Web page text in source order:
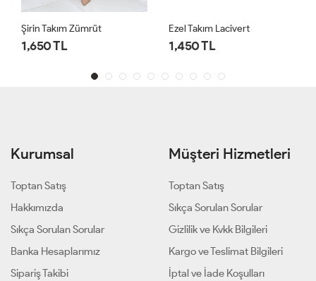
Şirin Takım Zümrüt
1,650 TL
Ezel Takım Lacivert
1,450 TL
Kurumsal
Toptan Satış
Hakkımızda
Sıkça Sorulan Sorular
Banka Hesaplarımız
Sipariş Takibi
Müşteri Hizmetleri
Toptan Satış
Sıkça Sorulan Sorular
Gizlilik ve Kvkk Bilgileri
Kargo ve Teslimat Bilgileri
İptal ve İade Koşulları